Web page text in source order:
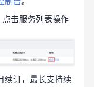
点击服务列表操作
续订，最长支持续